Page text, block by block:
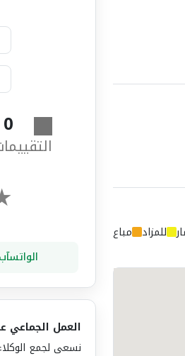
للمزاد مباع
0
الواتسآب
العمل الجماعي
نسعى لجمع